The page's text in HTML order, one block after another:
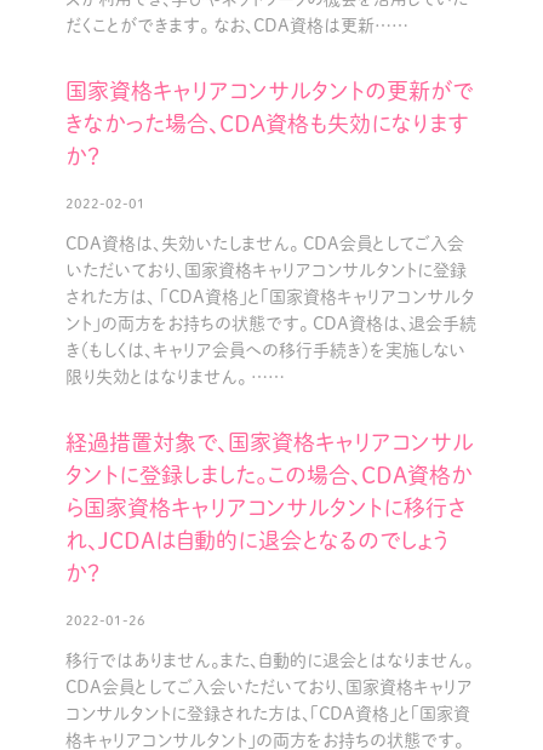
だくことができます。 なお、CDA資格は更新……
国家資格キャリアコンサルタントの更新がで
きなかった場合、CDA資格も失効になります
か？
2022-02-01
CDA資格は、失効いたしません。 CDA会員としてご入会
いただいており、国家資格キャリアコンサルタントに登録
された方は、 「CDA資格」と「国家資格キャリアコンサルタ
ント」の両方をお持ちの状態です。 CDA資格は、退会手続
き（もしくは、キャリア会員への移行手続き）を実施しない
限り失効とはなりません。 ……
経過措置対象で、国家資格キャリアコンサル
タントに登録しました。この場合、CDA資格か
ら国家資格キャリアコンサルタントに移行さ
れ、JCDAは自動的に退会となるのでしょう
か？
2022-01-26
移行ではありません。また、自動的に退会とはなりません。
CDA会員としてご入会いただいており、国家資格キャリア
コンサルタントに登録された方は、「CDA資格」と「国家資
格キャリアコンサルタント」の両方をお持ちの状態です。